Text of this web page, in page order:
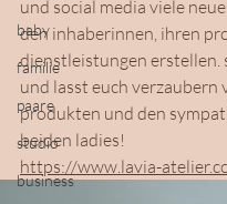
baby
familie
paare
studio
business
und social media viele
den inhaberinnen, ihren
dienstleistungen erstellen.
und lasst euch verzaubern
produkten und den
beiden ladies!
https://www.lavia-